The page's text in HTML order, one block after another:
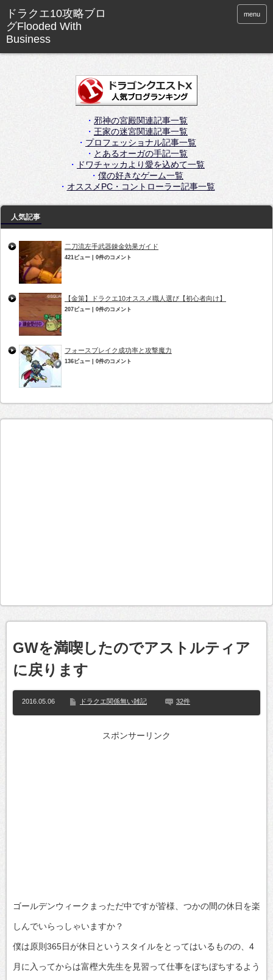
menu
・ 邪神の宮殿関連記事一覧
・ 王家の迷宮関連記事一覧
・ プロフェッショナル記事一覧
・ とあるオーガの手記一覧
・
ドワチャッカより愛を込めて一覧
・ 僕の好きなゲーム一覧
・ オススメPC・コントローラー記事一覧
人気記事
二刀流左手武器錬金効果ガイド
421ビュー 0件のコメント
【金策】ドラクエ10オススメ職人選び【初心者向け】
207ビュー 0件のコメント
フォースブレイク成功率と攻撃魔力
136ビュー 0件のコメント
GWを満喫したのでアストルティア
に戻ります
2016.05.06 ドラクエ関係無い雑記 32件
スポンサーリンク
ゴールデンウィークまっただ中ですが皆様、つかの間の休日を楽
しんでいらっしゃいますか？
僕は原則365日が休日というスタイルをとってはいるものの、4
月に入ってからは富樫大先生を見習って仕事をぼちぼちするよう